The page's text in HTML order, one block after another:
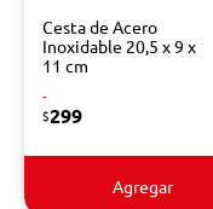
Cesta de Acero
Inoxidable 20,5 x 9 x
11 cm
-
$299
Agregar